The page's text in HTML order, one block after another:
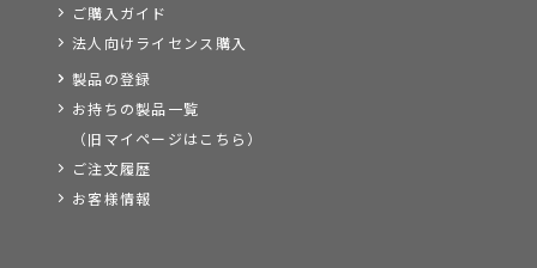
ご購入ガイド
法人向けライセンス購入
製品の登録
お持ちの製品一覧
（旧マイページはこちら）
ご注文履歴
お客様情報